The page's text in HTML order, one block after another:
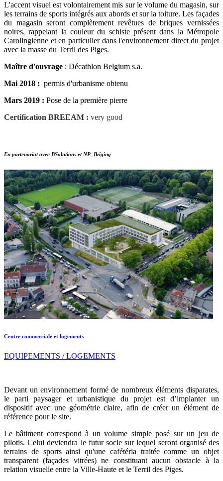
L'accent visuel est volontairement mis sur le volume du magasin, sur
les terrains de sports intégrés aux abords et sur la toiture. Les façades
du magasin seront complètement revêtues de briques vernissées
noires, rappelant la couleur du schiste présent dans la Métropole
Carolingienne et en particulier dans l'environnement direct du projet
avec la masse du Terril des Piges.
Maître d'ouvrage : Décathlon Belgium s.a.
Mai 2018 : permis d'urbanisme obtenu
Mars 2019 : Pose de la première pierre
Certification BREEAM : very good
En partenariat avec BSolutions et NP_Briging
Centre commerciale et logements
EQUIPEMENTS / LOGEMENTS
Devant un environnement formé de nombreux éléments disparates,
le parti paysager et urbanistique du projet est d’implanter un
dispositif avec une géométrie claire, afin de créer un élément de
référence pour le site.
Le bâtiment correspond à un volume simple posé sur un jeu de
pilotis. Celui deviendra le futur socle sur lequel seront organisé des
terrains de sports ainsi qu'une cafétéria traitée comme un objet
transparent (façades vitrées) ne constituant aucun obstacle à la
relation visuelle entre la Ville-Haute et le Terril des Piges.